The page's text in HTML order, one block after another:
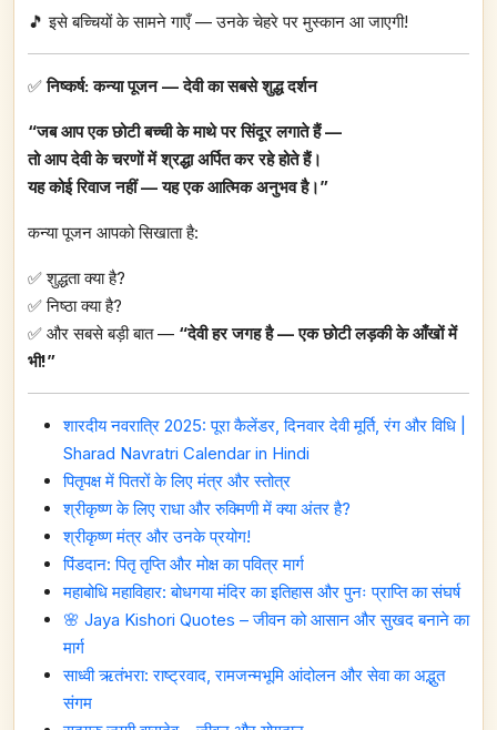
🎵 इसे बच्चियों के सामने गाएँ — उनके चेहरे पर मुस्कान आ जाएगी!
✅निष्कर्ष: कन्या पूजन — देवी का सबसे शुद्ध दर्शन
“जब आप एक छोटी बच्ची के माथे पर सिंदूर लगाते हैं —
तो आप देवी के चरणों में श्रद्धा अर्पित कर रहे होते हैं।
यह कोई रिवाज नहीं — यह एक आत्मिक अनुभव है।”
कन्या पूजन आपको सिखाता है:
✅ शुद्धता क्या है?
✅ निष्ठा क्या है?
✅ और सबसे बड़ी बात — “देवी हर जगह है — एक छोटी लड़की के आँखों में
भी!”
शारदीय नवरात्रि 2025: पूरा कैलेंडर, दिनवार देवी मूर्ति, रंग और विधि |
Sharad Navratri Calendar in Hindi
पितृपक्ष में पितरों के लिए मंत्र और स्तोत्र
श्रीकृष्ण के लिए राधा और रुक्मिणी में क्या अंतर है?
श्रीकृष्ण मंत्र और उनके प्रयोग!
पिंडदान: पितृ तृप्ति और मोक्ष का पवित्र मार्ग
महाबोधि महाविहार: बोधगया मंदिर का इतिहास और पुनः प्राप्ति का संघर्ष
🌸 Jaya Kishori Quotes – जीवन को आसान और सुखद बनाने का
मार्ग
साध्वी ऋतंभरा: राष्ट्रवाद, रामजन्मभूमि आंदोलन और सेवा का अद्भुत
संगम